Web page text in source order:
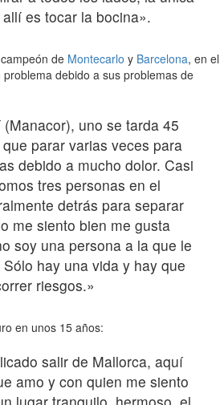
es tocar la bocina».
de Montecarlo y Barcelona, en el
debido a sus problemas de
(Manacor), uno se tarda 45
parar varias veces para
debido a mucho dolor. Casi
tres personas en el
detrás para separar
me siento bien me gusta
soy una persona a la que le
hay una vida y hay que
riesgos.»
en unos 15 años:
salir de Mallorca, aquí
amo y con quien me siento